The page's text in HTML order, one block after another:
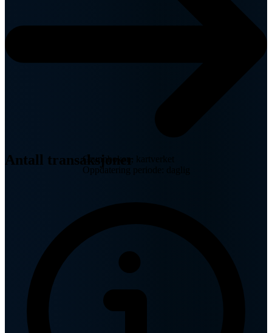
Antall transaksjoner
Grunnboken, kartverket
Oppdatering periode: daglig